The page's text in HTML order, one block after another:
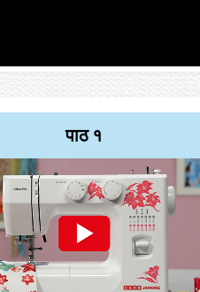
पाठ १